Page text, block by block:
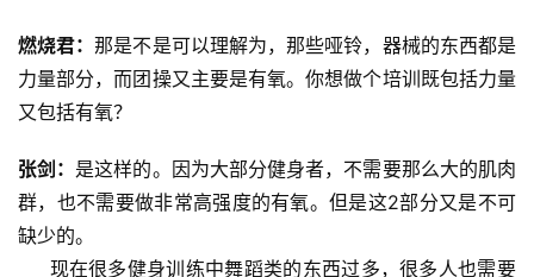
装
备
训
练
燃烧君：那是不是可以理解为，那些哑铃，器械的东西都是
力量部分，而团操又主要是有氧。你想做个培训既包括力量
又包括有氧？
张剑： 是这样的。因为大部分健身者，不需要那么大的肌肉
群，也不需要做非常高强度的有氧。但是这2部分又是不可
缺少的。